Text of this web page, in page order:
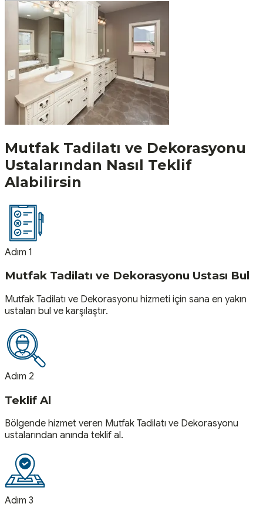
Mutfak Tadilatı ve Dekorasyonu
Ustalarından Nasıl Teklif
Alabilirsin
Adım 1
Mutfak Tadilatı ve Dekorasyonu Ustası Bul
Mutfak Tadilatı ve Dekorasyonu hizmeti için sana en yakın
ustaları bul ve karşılaştır.
Adım 2
Teklif Al
Bölgende hizmet veren Mutfak Tadilatı ve Dekorasyonu
ustalarından anında teklif al.
Adım 3